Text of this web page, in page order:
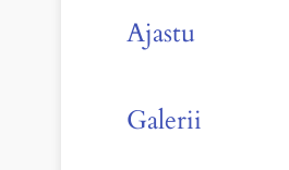
Ajastu
Galerii